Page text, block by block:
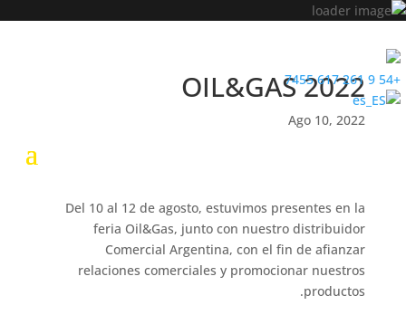
+54 9 261 617 7455
OIL&GAS 2022
Ago 10, 2022
Del 10 al 12 de agosto, estuvimos presentes en la
feria Oil&Gas, junto con nuestro distribuidor
Comercial Argentina, con el fin de afianzar
relaciones comerciales y promocionar nuestros
productos.